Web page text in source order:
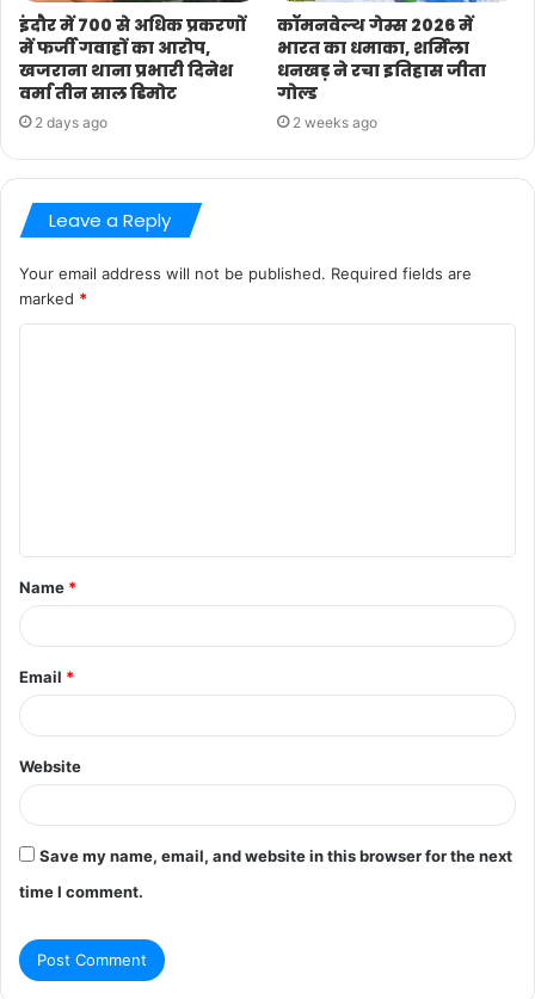
इंदौर में 700 से अधिक प्रकरणों
में फर्जी गवाहों का आरोप,
खजराना थाना प्रभारी दिनेश
वर्मा तीन साल डिमोट
2 days ago
कॉमनवेल्थ गेम्स 2026 में
भारत का धमाका, शर्मिला
धनखड़ ने रचा इतिहास जीता
गोल्ड
2 weeks ago
Leave a Reply
Your email address will not be published. Required fields are
marked *
Name *
Email *
Website
Save my name, email, and website in this browser for the next
time I comment.